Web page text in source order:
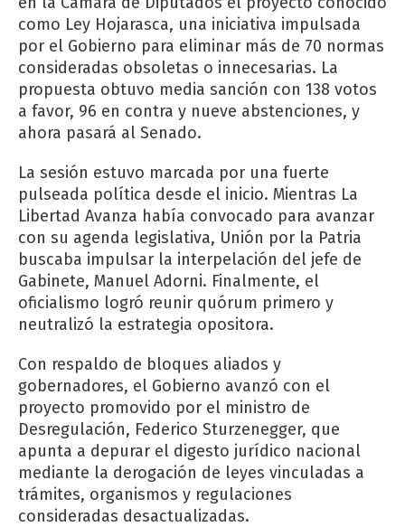
como Ley Hojarasca, una iniciativa impulsada
por el Gobierno para eliminar más de 70 normas
consideradas obsoletas o innecesarias. La
propuesta obtuvo media sanción con 138 votos
a favor, 96 en contra y nueve abstenciones, y
ahora pasará al Senado.
La sesión estuvo marcada por una fuerte
pulseada política desde el inicio. Mientras La
Libertad Avanza había convocado para avanzar
con su agenda legislativa, Unión por la Patria
buscaba impulsar la interpelación del jefe de
Gabinete, Manuel Adorni. Finalmente, el
oficialismo logró reunir quórum primero y
neutralizó la estrategia opositora.
Con respaldo de bloques aliados y
gobernadores, el Gobierno avanzó con el
proyecto promovido por el ministro de
Desregulación, Federico Sturzenegger, que
apunta a depurar el digesto jurídico nacional
mediante la derogación de leyes vinculadas a
trámites, organismos y regulaciones
consideradas desactualizadas.